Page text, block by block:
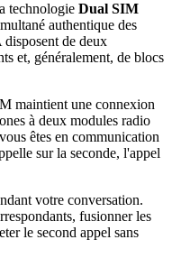
technologie Dual SIM
authentique des
de deux
et, généralement, de blocs
maintient une connexion
à deux modules radio
êtes en communication
sur la seconde, l'appel
votre conversation.
fusionner les
le second appel sans